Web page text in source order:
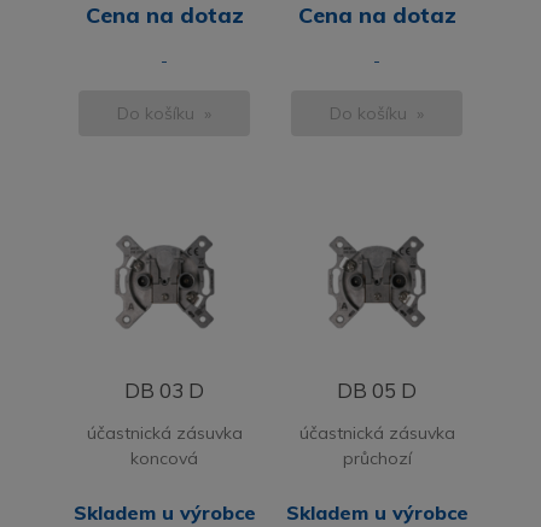
Cena na dotaz
-
Do košíku »
Cena na dotaz
-
Do košíku »
DB 03 D
účastnická zásuvka
koncová
Skladem u výrobce
DB 05 D
účastnická zásuvka
průchozí
Skladem u výrobce